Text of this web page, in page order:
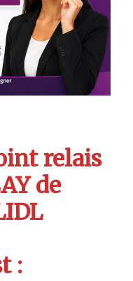
relais
de
: